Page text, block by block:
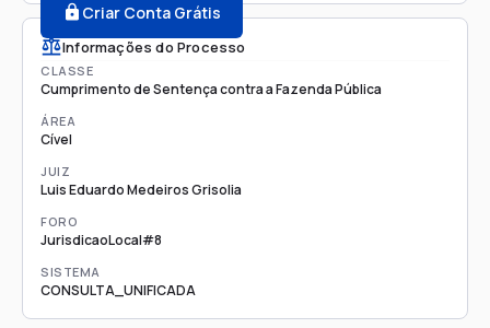
Criar Conta Grátis
Informações do Processo
CLASSE
Cumprimento de Sentença contra a Fazenda Pública
ÁREA
Cível
JUIZ
Luis Eduardo Medeiros Grisolia
FORO
JurisdicaoLocal#8
SISTEMA
CONSULTA_UNIFICADA